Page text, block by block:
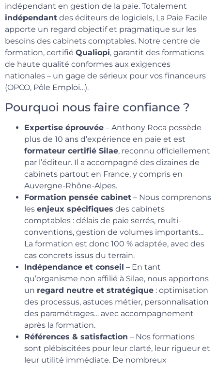
indépendant en gestion de la paie. Totalement
indépendant des éditeurs de logiciels, La Paie Facile
apporte un regard objectif et pragmatique sur les
besoins des cabinets comptables. Notre centre de
formation, certifié Qualiopi, garantit des formations
de haute qualité conformes aux exigences
nationales – un gage de sérieux pour vos financeurs
(OPCO, Pôle Emploi…).
Pourquoi nous faire confiance ?
Expertise éprouvée – Anthony Roca possède
plus de 10 ans d’expérience en paie et est
formateur certifié Silae, reconnu officiellement
par l’éditeur. Il a accompagné des dizaines de
cabinets partout en France, y compris en
Auvergne-Rhône-Alpes.
Formation pensée cabinet – Nous comprenons
les enjeux spécifiques des cabinets
comptables : délais de paie serrés, multi-
conventions, gestion de volumes importants…
La formation est donc 100 % adaptée, avec des
cas concrets issus du terrain.
Indépendance et conseil – En tant
qu’organisme non affilié à Silae, nous apportons
un regard neutre et stratégique : optimisation
des processus, astuces métier, personnalisation
des paramétrages… avec accompagnement
après la formation.
Références & satisfaction – Nos formations
sont plébiscitées pour leur clarté, leur rigueur et
leur utilité immédiate. De nombreux